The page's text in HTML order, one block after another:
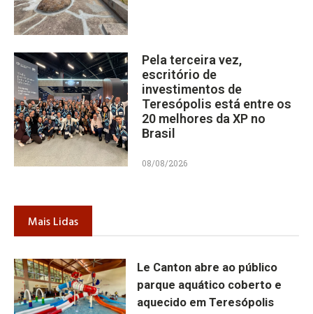
Pela terceira vez,
escritório de
investimentos de
Teresópolis está entre os
20 melhores da XP no
Brasil
08/08/2026
Mais Lidas
Le Canton abre ao público
parque aquático coberto e
aquecido em Teresópolis